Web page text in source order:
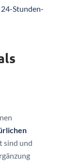
Stunden-
sind und